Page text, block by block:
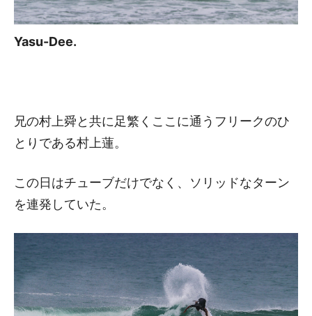
Yasu-Dee.
兄の村上舜と共に足繁くここに通うフリークのひ
とりである村上蓮。
この日はチューブだけでなく、ソリッドなターン
を連発していた。